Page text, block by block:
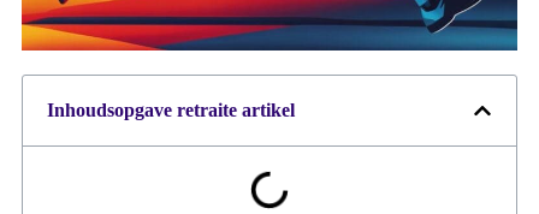
Inhoudsopgave retraite artikel